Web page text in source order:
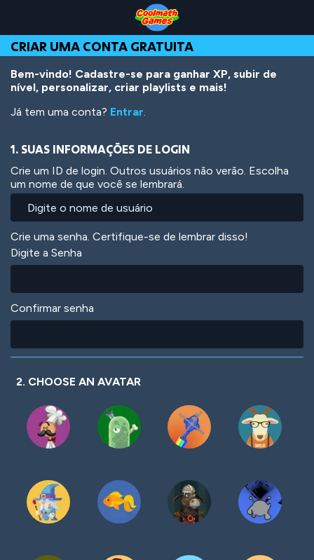
Top
of
Page
Navigation
Main
Content
Footer
o
conteúdo
principal
CRIAR UMA CONTA GRATUITA
Bem-vindo! Cadastre-se para ganhar XP, subir de
nível, personalizar, criar playlists e mais!
Já tem uma conta? Entrar.
1. SUAS INFORMAÇÕES DE LOGIN
Crie um ID de login. Outros usuários não verão. Escolha
um nome de que você se lembrará.
Crie uma senha. Certifique-se de lembrar disso!
Digite a Senha
Confirmar senha
2. CHOOSE AN AVATAR